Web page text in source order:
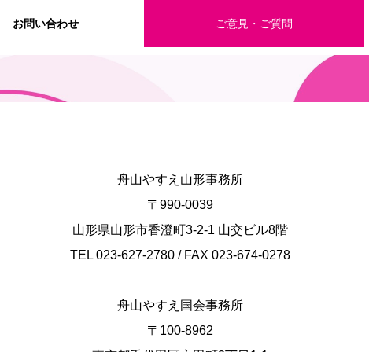
お問い合わせ ご意見・ご質問
舟山やすえ山形事務所
〒990-0039
山形県山形市香澄町3-2-1 山交ビル8階
TEL 023-627-2780 / FAX 023-674-0278
舟山やすえ国会事務所
〒100-8962